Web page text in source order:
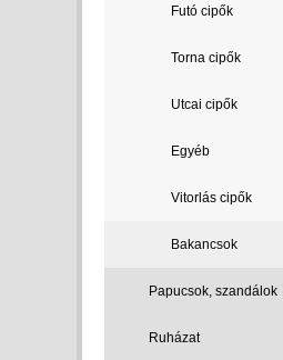
Futó cipők
Torna cipők
Utcai cipők
Egyéb
Vitorlás cipők
Bakancsok
Papucsok, szandálok
Ruházat